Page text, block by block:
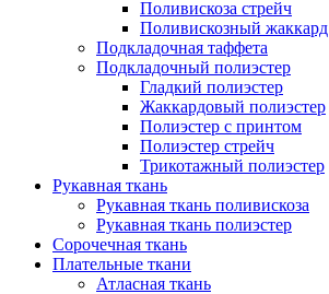
Поливискоза стрейч
Поливискозный жаккард
Подкладочная таффета
Подкладочный полиэстер
Гладкий полиэстер
Жаккардовый полиэстер
Полиэстер с принтом
Полиэстер стрейч
Трикотажный полиэстер
Рукавная ткань
Рукавная ткань поливискоза
Рукавная ткань полиэстер
Сорочечная ткань
Плательные ткани
Атласная ткань